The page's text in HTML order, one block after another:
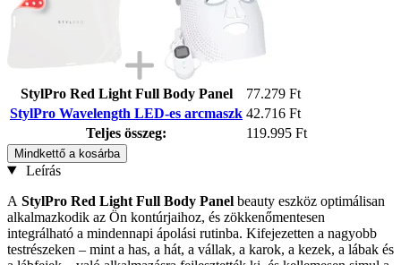
StylPro Red Light Full Body Panel
77.279 Ft
StylPro Wavelength LED-es arcmaszk 42.716 Ft
Teljes összeg:
119.995 Ft
Mindkettő a kosárba
Leírás
A StylPro Red Light Full Body Panel beauty eszköz optimálisan
alkalmazkodik az Ön kontúrjaihoz, és zökkenőmentesen
integrálható a mindennapi ápolási rutinba. Kifejezetten a nagyobb
testrészeken – mint a has, a hát, a vállak, a karok, a kezek, a lábak és